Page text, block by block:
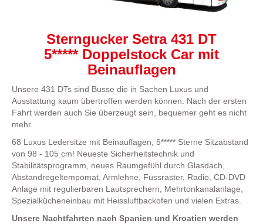
Sterngucker Setra 431 DT
5***** Doppelstock Car mit
Beinauflagen
Unsere 431 DTs sind Busse die in Sachen Luxus und
Ausstattung kaum übertroffen werden können. Nach der ersten
Fahrt werden auch Sie überzeugt sein, bequemer geht es nicht
mehr.
68 Luxus Ledersitze mit Beinauflagen, 5***** Sterne Sitzabstand
von 98 - 105 cm! Neueste Sicherheitstechnik und
Stabilitätsprogramm, neues Raumgefühl durch Glasdach,
Abstandregeltempomat, Armlehne, Fussraster, Radio, CD-DVD
Anlage mit regulierbaren Lautsprechern, Mehrtonkanalanlage,
Spezialkücheneinbau mit Heissluftbackofen und vielen Extras.
Unsere Nachtfahrten nach Spanien und Kroatien werden